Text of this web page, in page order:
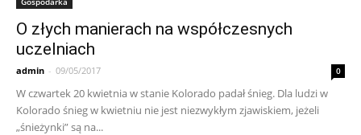
O złych manierach na współczesnych
uczelniach
admin - 09/05/2017 0
W czwartek 20 kwietnia w stanie Kolorado padał śnieg. Dla ludzi w
Kolorado śnieg w kwietniu nie jest niezwykłym zjawiskiem, jeżeli
„śnieżynki” są na...